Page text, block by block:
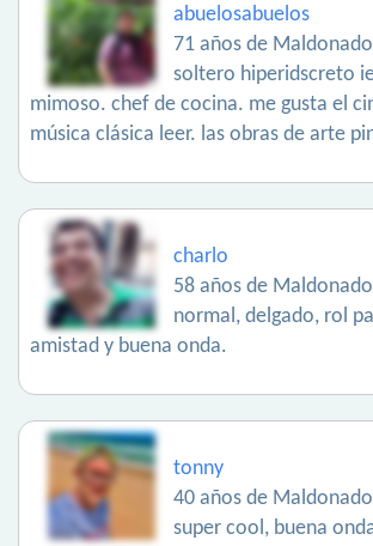
abuelosabuelos
71 años de
soltero hiperidscreto
mimoso. chef de cocina. me gusta el
música clásica leer. las obras de arte
charlo
58 años de
normal, delgado, rol
amistad y buena onda.
tonny
40 años de
super cool, buena